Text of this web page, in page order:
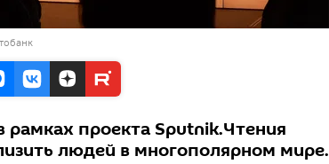
рамках проекта Sputnik.Чтения
людей в многополярном мире.